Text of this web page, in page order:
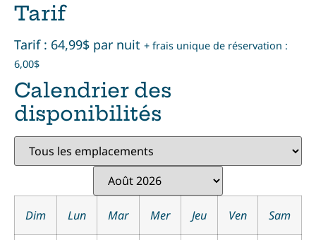
Tarif
Tarif : 64,99$ par nuit + frais unique de réservation :
6,00$
Calendrier des
disponibilités
Dim Lun Mar Mer Jeu Ven Sam